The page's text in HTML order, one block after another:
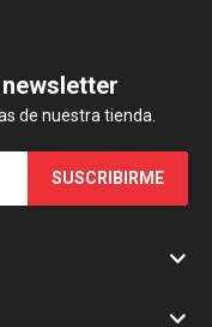
de nuestra tienda.
SUSCRIBIRME